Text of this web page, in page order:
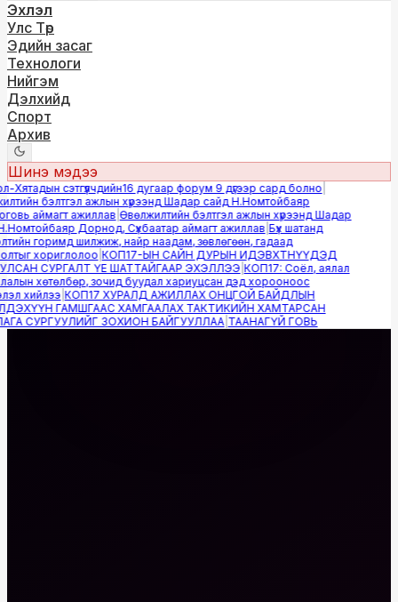
Эхлэл
Улс Төр
Эдийн засаг
Технологи
Нийгэм
Дэлхийд
Спорт
Архив
Шинэ мэдээ
сэтгүүлчдийн16 дугаар форум 9 дүгээр сард болно|
бэлтгэл ажлын хүрээнд Шадар сайд Н.Номтойбаяр
аймагт ажиллав|Өвөлжилтийн бэлтгэл ажлын хүрээнд Шадар
Дорнод, Сүхбаатар аймагт ажиллав|Бүх шатанд
горимд шилжиж, найр наадам, зөвлөгөөн, гадаад
хориглолоо|КОП17-ЫН САЙН ДУРЫН ИДЭВХТНҮҮДЭД
СУРГАЛТ ҮЕ ШАТТАЙГААР ЭХЭЛЛЭЭ|КОП17: Соёл, аялал
хөтөлбөр, зочид буудал хариуцсан дэд хорооноос
хийлээ|КОП17 ХУРАЛД АЖИЛЛАХ ОНЦГОЙ БАЙДЛЫН
ГАМШГААС ХАМГААЛАХ ТАКТИКИЙН ХАМТАРСАН
СУРГУУЛИЙГ ЗОХИОН БАЙГУУЛЛАА|ТААНАГҮЙ ГОВЬ